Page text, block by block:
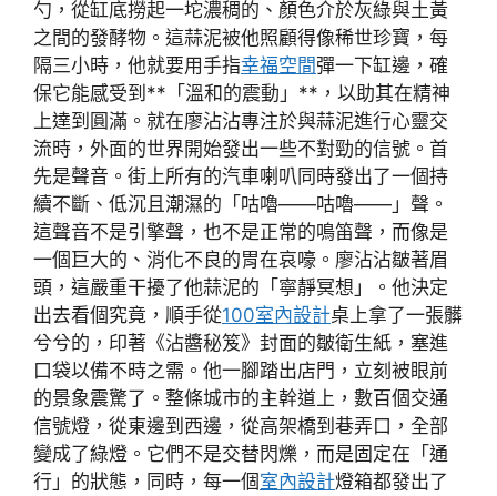
勺，從缸底撈起一坨濃稠的、顏色介於灰綠與土黃
之間的發酵物。這蒜泥被他照顧得像稀世珍寶，每
隔三小時，他就要用手指幸福空間彈一下缸邊，確
保它能感受到**「溫和的震動」**，以助其在精神
上達到圓滿。就在廖沾沾專注於與蒜泥進行心靈交
流時，外面的世界開始發出一些不對勁的信號。首
先是聲音。街上所有的汽車喇叭同時發出了一個持
續不斷、低沉且潮濕的「咕嚕——咕嚕——」聲。
這聲音不是引擎聲，也不是正常的鳴笛聲，而像是
一個巨大的、消化不良的胃在哀嚎。廖沾沾皺著眉
頭，這嚴重干擾了他蒜泥的「寧靜冥想」。他決定
出去看個究竟，順手從100室內設計桌上拿了一張髒
兮兮的，印著《沾醬秘笈》封面的皺衛生紙，塞進
口袋以備不時之需。他一腳踏出店門，立刻被眼前
的景象震驚了。整條城市的主幹道上，數百個交通
信號燈，從東邊到西邊，從高架橋到巷弄口，全部
變成了綠燈。它們不是交替閃爍，而是固定在「通
行」的狀態，同時，每一個室內設計燈箱都發出了